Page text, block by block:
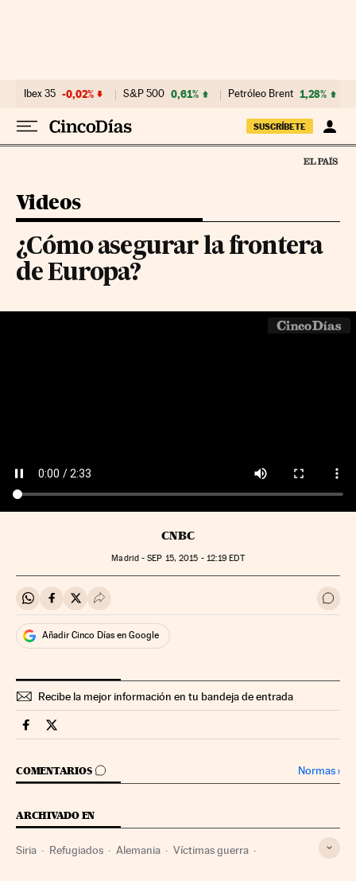
Ibex 35 -0,02% S&P 500 0,61% Petróleo Brent 1,28%
SUSCRÍBETE
Videos
¿Cómo asegurar la frontera
de Europa?
CNBC
Madrid -SEP 15, 2015 - 12:19 EDT
Compartir en Whatsapp
Compartir en Facebook
Compartir en Twitter
Desplegar Redes Sociales Ir a
Añadir Cinco Días en Google
Recibe la mejor información en tu bandeja de entrada
Videos Cinco Días en Facebook
Videos Cinco Días en Twitter
COMENTARIOS
IR A LOS COMENTARIOS Normas›
ARCHIVADO EN
Siria Refugiados Alemania Víctimas guerra